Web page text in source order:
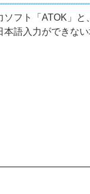
フト「ATOK」
語入力ができな